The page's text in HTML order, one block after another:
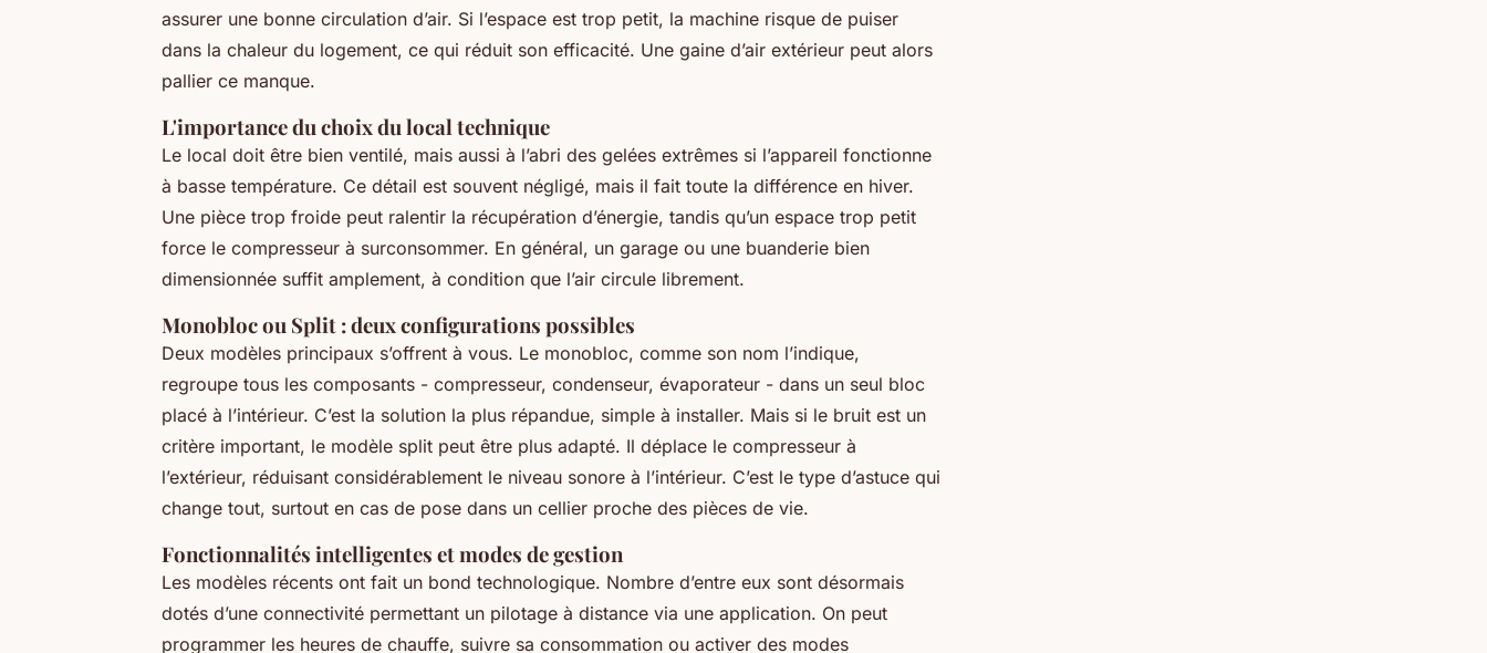
assurer une bonne circulation d’air. Si l’espace est trop petit, la machine risque de puiser
dans la chaleur du logement, ce qui réduit son efficacité. Une gaine d’air extérieur peut alors
pallier ce manque.
L'importance du choix du local technique
Le local doit être bien ventilé, mais aussi à l’abri des gelées extrêmes si l’appareil fonctionne
à basse température. Ce détail est souvent négligé, mais il fait toute la différence en hiver.
Une pièce trop froide peut ralentir la récupération d’énergie, tandis qu’un espace trop petit
force le compresseur à surconsommer. En général, un garage ou une buanderie bien
dimensionnée suffit amplement, à condition que l’air circule librement.
Monobloc ou Split : deux configurations possibles
Deux modèles principaux s’offrent à vous. Le monobloc, comme son nom l’indique,
regroupe tous les composants - compresseur, condenseur, évaporateur - dans un seul bloc
placé à l’intérieur. C’est la solution la plus répandue, simple à installer. Mais si le bruit est un
critère important, le modèle split peut être plus adapté. Il déplace le compresseur à
l’extérieur, réduisant considérablement le niveau sonore à l’intérieur. C’est le type d’astuce qui
change tout, surtout en cas de pose dans un cellier proche des pièces de vie.
Fonctionnalités intelligentes et modes de gestion
Les modèles récents ont fait un bond technologique. Nombre d’entre eux sont désormais
dotés d’une connectivité permettant un pilotage à distance via une application. On peut
programmer les heures de chauffe, suivre sa consommation ou activer des modes